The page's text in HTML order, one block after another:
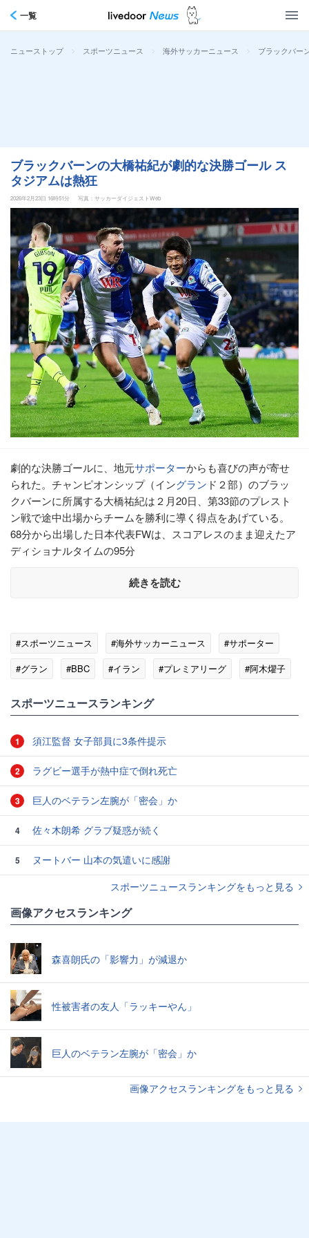
一覧
ニューストップ > スポーツニュース > 海外サッカーニュース > ブラックバー
ブラックバーンの大橋祐紀が劇的な決勝ゴール ス
タジアムは熱狂
2026年2月23日 16時51分 写真：サッカーダイジェストWeb
劇的な決勝ゴールに、地元サポーターからも喜びの声が寄せ
られた。チャンピオンシップ（イングラン ド２部）のブラッ
クバーンに所属する大橋祐紀は２月20日、第33節のプレスト
ン戦で途中出場からチームを勝利に導く得点をあげている。
68分から出場した日本代表FWは、スコアレスのまま迎えたア
ディショナルタイムの95分
続きを読む
#スポーツニュース #海外サッカーニュース
#サポーター
#グラン
#BBC #イラン #プレミアリーグ #阿木燿子
スポーツニュースランキング
1 須江監督 女子部員に3条件提示
2 ラグビー選手が熱中症で倒れ死亡
3 巨人のベテラン左腕が「密会」か
4 佐々木朗希 グラブ疑惑が続く
5
ヌートバー 山本の気遣いに感謝
スポーツニュースランキングをもっと見る
画像アクセスランキング
森喜朗氏の「影響力」が減退か
性被害者の友人「ラッキーやん」
巨人のベテラン左腕が「密会」か
画像アクセスランキングをもっと見る